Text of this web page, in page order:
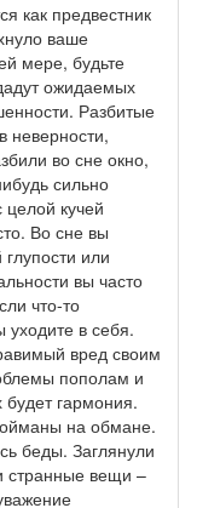
как предвестник
ваше
мере, будьте
ожидаемых
Разбитые
неверности,
во сне окно,
сильно
кучей
Во сне вы
или
вы часто
что-то
уходите в себя.
вред своим
пополам и
гармония.
на обмане.
беды. Заглянули
странные вещи –